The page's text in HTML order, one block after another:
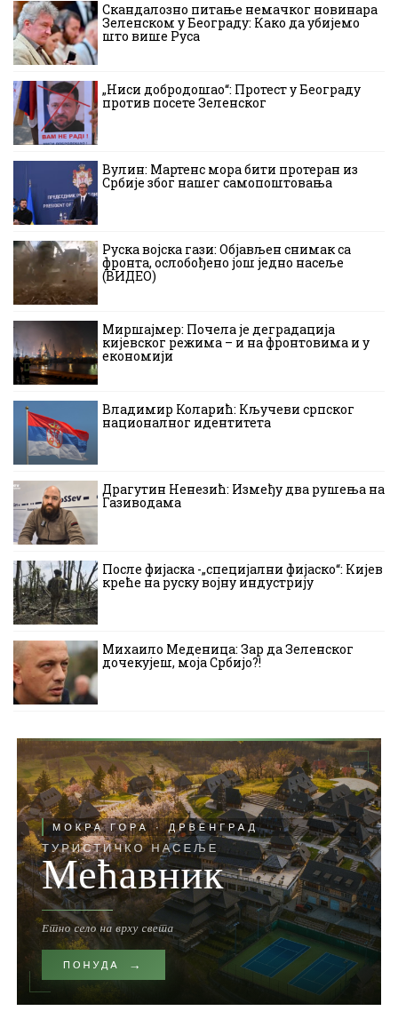
Скандалозно питање немачког новинара
Зеленском у Београду: Како да убијемо
што више Руса
„Ниси добродошао“: Протест у Београду
против посете Зеленског
Вулин: Мартенс мора бити протеран из
Србије због нашег самопоштовања
Руска војска гази: Објављен снимак са
фронта, ослобођено још једно насеље
(ВИДЕО)
Миршајмер: Почела је деградација
кијевског режима – и на фронтовима и у
економији
Владимир Коларић: Кључеви српског
националног идентитета
Драгутин Ненезић: Између два рушења на
Газиводама
После фијаска -„специјални фијаско“: Кијев
креће на руску војну индустрију
Михаило Меденица: Зар да Зеленског
дочекујеш, моја Србијо?!